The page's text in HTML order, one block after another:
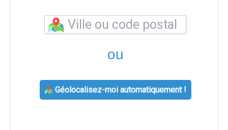
ou
Géolocalisez-moi automatiquement !